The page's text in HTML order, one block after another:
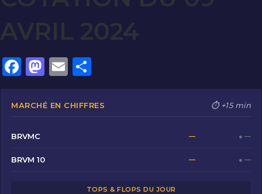
AVRIL 2024
F
a
c
b
o
o
M
a
st
o
n
E
m
ai
ar
ta
MARCHÉ EN CHIFFRES ⏱ +15 min
BRVMC — ● —
BRVM 10 — ● —
TOPS & FLOPS DU JOUR